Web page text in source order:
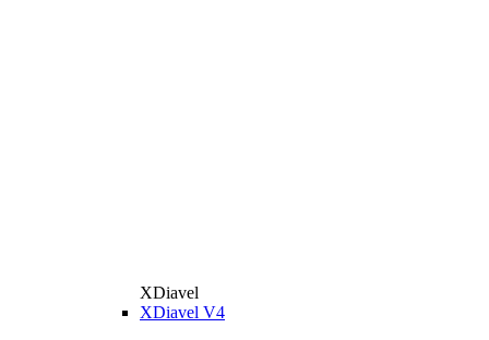
XDiavel
XDiavel V4